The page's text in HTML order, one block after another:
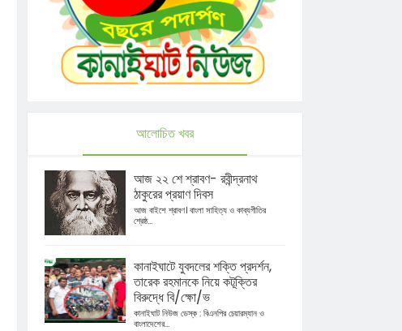
আলোচিত খবর
আজ ২২ শে শ্রাবণ- রবীন্দ্রনাথ
ঠাকুরের প্রয়াণ দিবস
আজ বাইশে শ্রাবণ। বাংলা সাহিত্য ও কাব্যগীতির
শ্রেষ্ঠ...
কানাইঘাটে যুবদলের শক্তি প্রদর্শন,
তারেক রহমানকে নিয়ে কটূক্তির
বিরুদ্ধে বি/ক্ষো/ভ
কানাইঘাট নিউজ ডেস্ক : বিএনপির চেয়ারম্যান ও
বাংলাদেশের...